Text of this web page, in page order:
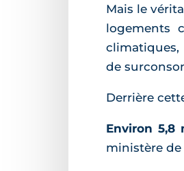
Mais le
logements
climatiques,
de
Derrière
Environ 5,8
ministère